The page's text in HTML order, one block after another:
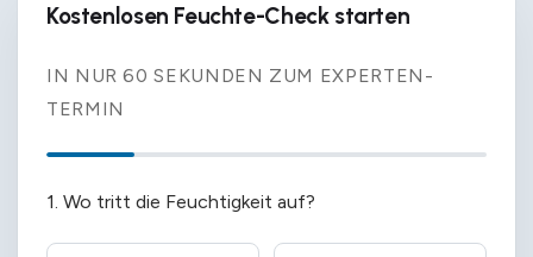
Kostenlosen Feuchte-Check starten
IN NUR 60 SEKUNDEN ZUM EXPERTEN-
TERMIN
1. Wo tritt die Feuchtigkeit auf?